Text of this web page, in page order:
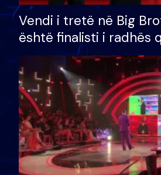
Vendi i tretë në Big
është finalisti i radhës